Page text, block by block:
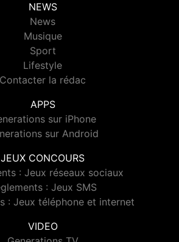
NEWS
News
Musique
Sport
Lifestyle
Contacter la rédac
APPS
sur iPhone
sur Android
JEUX CONCOURS
: Jeux réseaux sociaux
: Jeux SMS
: Jeux téléphone et internet
VIDEO